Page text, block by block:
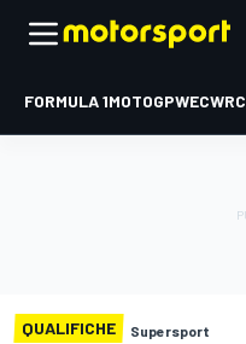
FORMULA 1MOTOGPWECWRC
QUALIFICHE Supersport